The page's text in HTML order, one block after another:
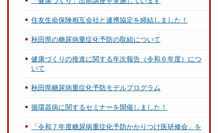
住友生命保険相互会社と連携協定を締結しました！
秋田県の糖尿病重症化予防の取組について
健康づくりの推進に関する年次報告（令和６年度）につ
いて
秋田県糖尿病重症化予防モデルプログラム
循環器病に関するセミナーを開催しました！
「令和７年度糖尿病重症化予防かかりつけ医研修会」を